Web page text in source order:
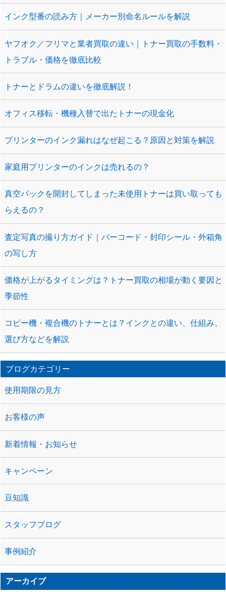
インク型番の読み方｜メーカー別命名ルールを解説
ヤフオク／フリマと業者買取の違い｜トナー買取の手数料・
トラブル・価格を徹底比較
トナーとドラムの違いを徹底解説！
オフィス移転・機種入替で出たトナーの現金化
プリンターのインク漏れはなぜ起こる？原因と対策を解説
家庭用プリンターのインクは売れるの？
真空パックを開封してしまった未使用トナーは買い取っても
らえるの？
査定写真の撮り方ガイド｜バーコード・封印シール・外箱角
の写し方
価格が上がるタイミングは？トナー買取の相場が動く要因と
季節性
コピー機・複合機のトナーとは？インクとの違い、仕組み、
選び方などを解説
ブログカテゴリー
使用期限の見方
お客様の声
新着情報・お知らせ
キャンペーン
豆知識
スタッフブログ
事例紹介
アーカイブ